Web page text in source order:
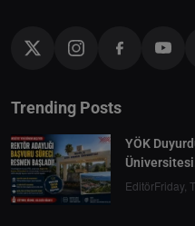
Trending Posts
YÖK
EditörFriday,